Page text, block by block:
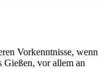
Vorkenntnisse, wenn
Gießen, vor allem an